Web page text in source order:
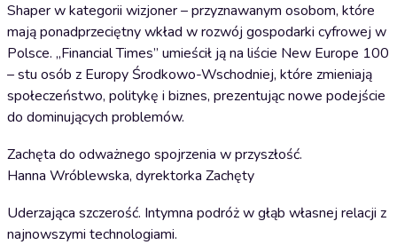
Shaper w kategorii wizjoner – przyznawanym osobom, które
mają ponadprzeciętny wkład w rozwój gospodarki cyfrowej w
Polsce. „Financial Times” umieścił ją na liście New Europe 100
– stu osób z Europy Środkowo-Wschodniej, które zmieniają
społeczeństwo, politykę i biznes, prezentując nowe podejście
do dominujących problemów.
Zachęta do odważnego spojrzenia w przyszłość.
Hanna Wróblewska, dyrektorka Zachęty
Uderzająca szczerość. Intymna podróż w głąb własnej relacji z
najnowszymi technologiami.